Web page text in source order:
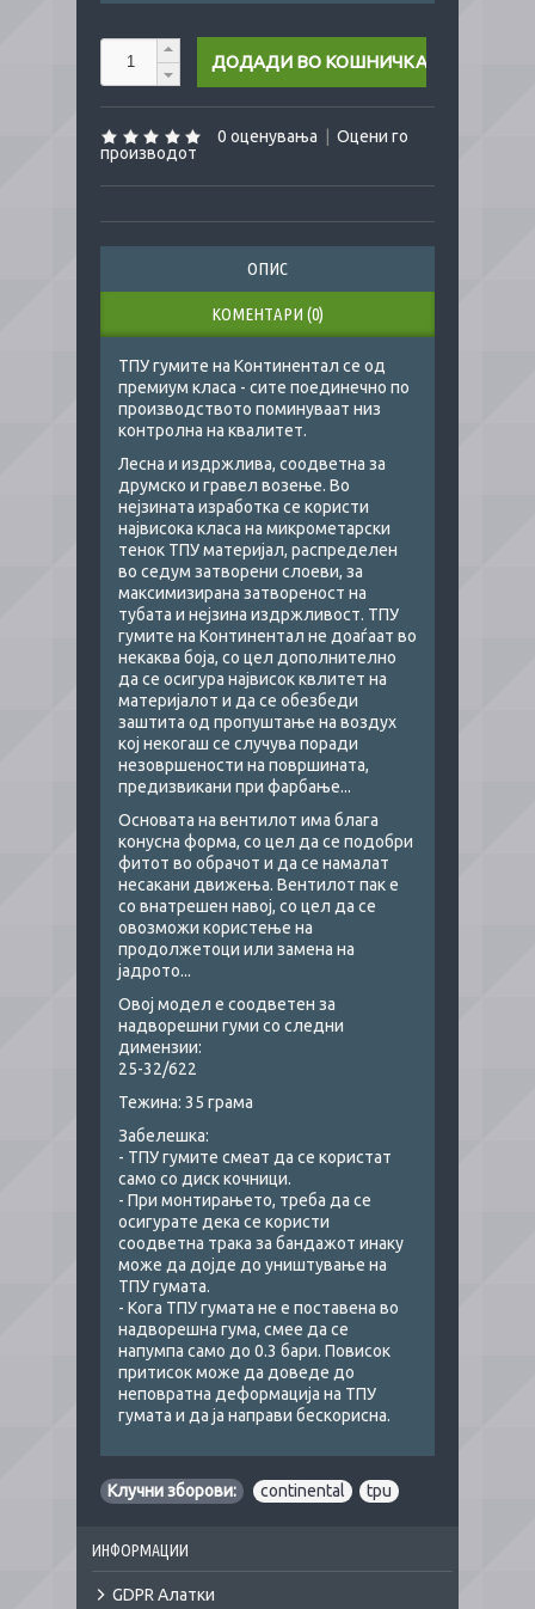
0 оценувања
Оцени го
производот
ОПИС
КОМЕНТАРИ (0)
ТПУ гумите на Континентал се од
премиум класа - сите поединечно по
производството поминуваат низ
контролна на квалитет.
Лесна и издржлива, соодветна за
друмско и гравел возење. Во
нејзината изработка се користи
највисока класа на микрометарски
тенок ТПУ материјал, распределен
во седум затворени слоеви, за
максимизирана затвореност на
тубата и нејзина издржливост. ТПУ
гумите на Континентал не доаѓаат во
некаква боја, со цел дополнително
да се осигура највисок квлитет на
материјалот и да се обезбеди
заштита од пропуштање на воздух
кој некогаш се случува поради
незовршености на површината,
предизвикани при фарбање...
Основата на вентилот има блага
конусна форма, со цел да се подобри
фитот во обрачот и да се намалат
несакани движења. Вентилот пак е
со внатрешен навој, со цел да се
овозможи користење на
продолжетоци или замена на
јадрото...
Овој модел е соодветен за
надворешни гуми со следни
димензии:
25-32/622
Тежина: 35 грама
Забелешка:
- ТПУ гумите смеат да се користат
само со диск кочници.
- При монтирањето, треба да се
осигурате дека се користи
соодветна трака за бандажот инаку
може да дојде до уништување на
ТПУ гумата.
- Кога ТПУ гумата не е поставена во
надворешна гума, смее да се
напумпа само до 0.3 бари. Повисок
притисок може да доведе до
неповратна деформација на ТПУ
гумата и да ја направи бескорисна.
Клучни зборови: continental tpu
ИНФОРМАЦИИ
GDPR Алатки